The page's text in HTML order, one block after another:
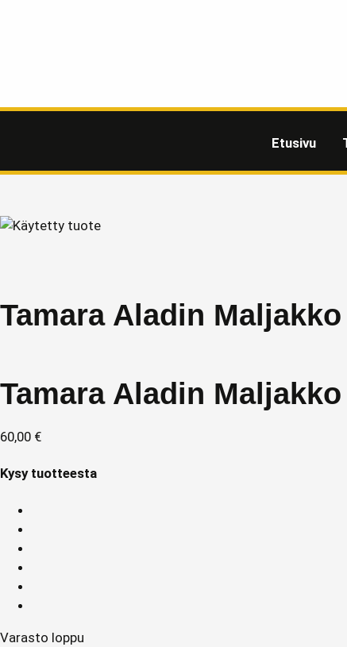
Etusivu
Tamara Aladin Maljakko
Tamara Aladin Maljakko
60,00 €
Kysy tuotteesta
Varasto loppu